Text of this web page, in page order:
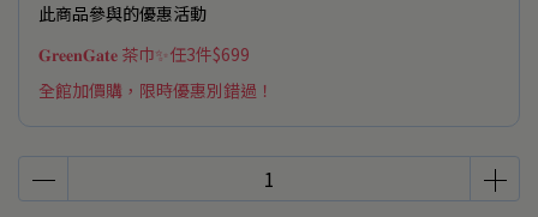
此商品參與的優惠活動
𝐆𝐫𝐞𝐞𝐧𝐆𝐚𝐭𝐞 茶巾✨任3件$699
全館加價購，限時優惠別錯過！